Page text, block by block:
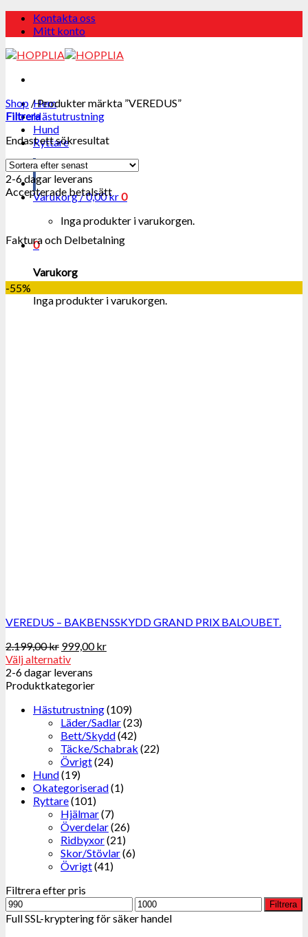
Skip
Kontakta oss
Mitt konto
Hem
Hästutrustning
Hund
Ryttare
Varukorg /0,00kr0
Inga produkter i varukorgen.
0
Varukorg
Inga produkter i varukorgen.
Shop /Produkter märkta ”VEREDUS”
Filtrera
Endast ett sökresultat
2-6 dagar leverans
Accepterade betalsätt
Faktura och Delbetalning
-55%
VEREDUS – BAKBENSSKYDD GRAND PRIX BALOUBET.
2.199,00kr 999,00kr
Välj alternativ
2-6 dagar leverans
Produktkategorier
Hästutrustning(109)
Läder/Sadlar(23)
Bett/Skydd(42)
Täcke/Schabrak (22)
Övrigt(24)
Hund(19)
Okategoriserad(1)
Ryttare(101)
Hjälmar(7)
Överdelar(26)
Ridbyxor(21)
Skor/Stövlar(6)
Övrigt(41)
Filtrera efter pris
Min
pris
Max
pris
Filtrera
Full SSL-kryptering för säker handel